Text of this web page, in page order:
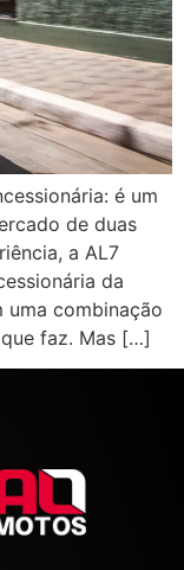
é um
de duas
a AL7
da
uma combinação
faz. Mas […]